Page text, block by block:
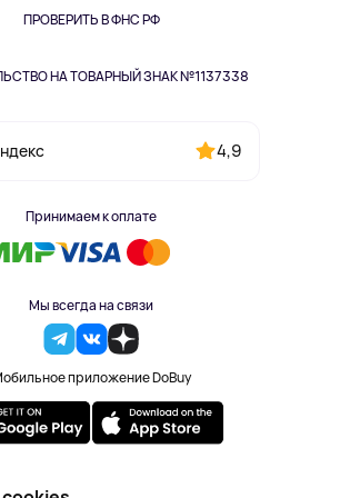
ПРОВЕРИТЬ В ФНС РФ
НА ТОВАРНЫЙ ЗНАК №1137338
4,9
Принимаем к оплате
Мы всегда на связи
приложение DoBuy
© DoBuy. Все права защищены